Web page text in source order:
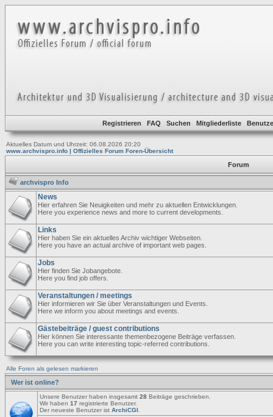
Registrieren FAQ Suchen Mitgliederliste
Aktuelles Datum und Uhrzeit: 06.08.2026 20:20
www.archvispro.info | Offizielles Forum Foren-Übersicht
Forum
archvispro Info
News
Hier erfahren Sie Neuigkeiten und mehr zu aktuellen Entwicklungen.
Here you experience news and more to current developments.
Links
Hier haben Sie ein aktuelles Archiv wichtiger Webseiten.
Here you have an actual archive of important web pages.
Jobs
Hier finden Sie Jobangebote.
Here you find job offers.
Veranstaltungen / meetings
Hier informieren wir Sie über Veranstaltungen und Events.
Here we inform you about meetings and events.
Gästebeiträge / guest contributions
Hier können Sie interessante themenbezogene Beiträge verfassen.
Here you can write interesting topic-referred contributions.
Alle Foren als gelesen markieren
Wer ist online?
Unsere Benutzer haben insgesamt 28 Beiträge geschrieben.
Wir haben 17 registrierte Benutzer.
Der neueste Benutzer ist ArchiCGI